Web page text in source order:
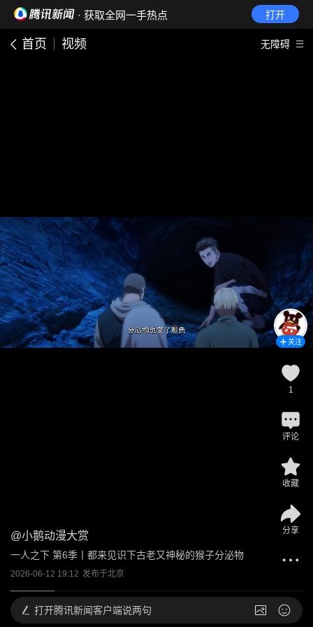
· 获取全网一手热点 打开
首页 视频 无障碍
@小鹅动漫大赏
一人之下 第6季丨都来见识下古老又神秘的猴子分泌物
2026-06-12 19:12 发布于北京
关注
1
评论
收藏
分享
打开腾讯新闻客户端说两句